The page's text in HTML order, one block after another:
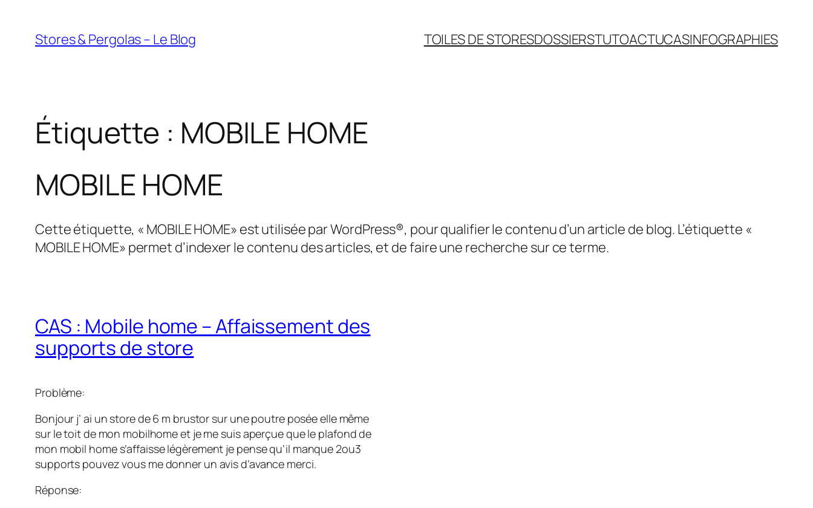
contenu
Stores & Pergolas – Le Blog TOILES DE STORESDOSSIERSTUTOACTUCASINFOGRAPHIES
Étiquette : MOBILE HOME
MOBILE HOME
Cette étiquette, « MOBILE HOME» est utilisée par WordPress®, pour qualifier le contenu d’un article de blog. L’étiquette «
MOBILE HOME» permet d’indexer le contenu des articles, et de faire une recherche sur ce terme.
CAS : Mobile home – Affaissement des
supports de store
Problème:
Bonjour j’ ai un store de 6 m brustor sur une poutre posée elle même
sur le toit de mon mobilhome et je me suis aperçue que le plafond de
mon mobil home s’affaisse légèrement je pense qu’il manque 2ou3
supports pouvez vous me donner un avis d’avance merci.
Réponse: